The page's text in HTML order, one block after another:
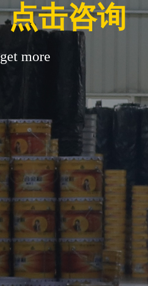
点击咨询
more